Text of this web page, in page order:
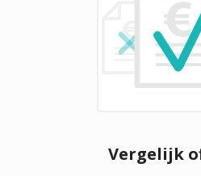
Vergelijk